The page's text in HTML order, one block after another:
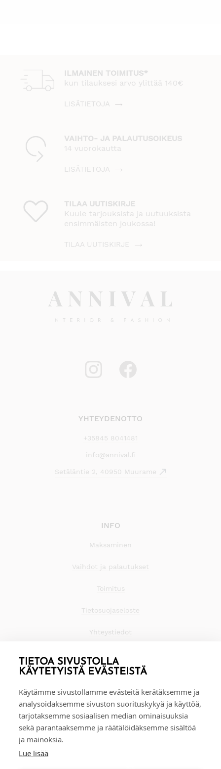
TIETOA SIVUSTOLLA
KÄYTETYISTÄ EVÄSTEISTÄ
Käytämme sivustollamme evästeitä kerätäksemme ja
analysoidaksemme sivuston suorituskykyä ja käyttöä,
tarjotaksemme sosiaalisen median ominaisuuksia
sekä parantaaksemme ja räätälöidäksemme sisältöä
ja mainoksia.
Lue lisää
ILMAINEN TOIMITUS*
kun tilauksesi arvo ylittää 140€
LISÄTIETOJA
VAIHTO- JA PALAUTUSOIKEUS
14 vuorokautta
LISÄTIETOJA
TILAA UUTISKIRJE
Kuule tarjouksista ja uutuuksista
ensimmäisten joukossa!
TILAA UUTISKIRJE
YHTEYDENOTTO
+35845 8041481
info@annival.fi
Setäläntie 2, 40950 Muurame
INFO
Maksaminen
Vaihdot ja palautukset
Toimitus
Tietosuojaseloste
Yhteystiedot